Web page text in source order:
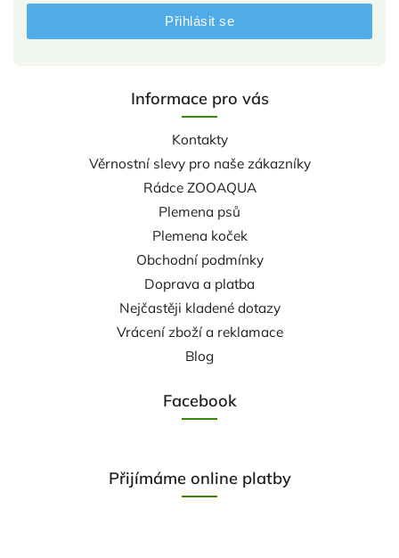
Informace pro vás
Kontakty
Věrnostní slevy pro naše zákazníky
Rádce ZOOAQUA
Plemena psů
Plemena koček
Obchodní podmínky
Doprava a platba
Nejčastěji kladené dotazy
Vrácení zboží a reklamace
Blog
Facebook
Přihlásit se
Přijímáme online platby